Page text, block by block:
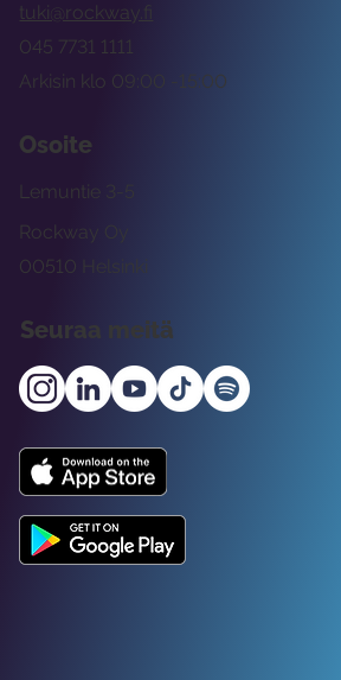
tuki@rockway.fi
Arkisin klo 09:00 -15:00
045 7731 1111
Osoite
Rockway Oy
Lemuntie 3-5
00510 Helsinki
Seuraa meitä